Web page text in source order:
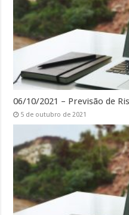
06/10/2021 – Previsão de
5 de outubro de 2021